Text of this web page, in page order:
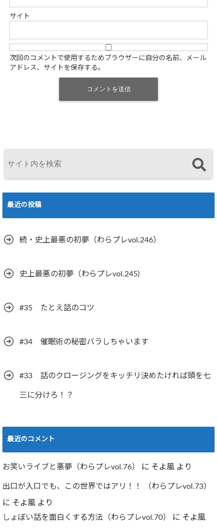
サイト
次回のコメントで使用するためブラウザーに自分の名前、メール
アドレス、サイトを保存する。
最近の投稿
続・史上最悪の初夢（わらプレvol.246）
史上最悪の初夢（わらプレvol.245)
#35 たとえ話のコツ
#34 催眠術の秘密バラしちゃいます
#33 話のクロージングをキッチリ決めたければ頭を七
三に分けろ！？
最近のコメント
お笑いライブと悪夢（わらプレvol.76） に そよ風 より
出口が入口でも、この世界ではアリ！！ （わらプレvol.73）
に そよ風 より
しょぼい話を面白くする方法（わらプレvol.70）
に そよ風